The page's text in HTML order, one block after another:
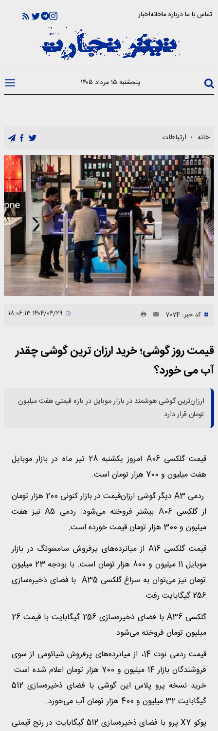
تماس با مادرباره ماخانهاخبار
پنجشنبه ۱۵ مرداد ۱۴۰۵
خانه ارتباطات
کد خبر: 7074
قیمت روز گوشی؛ خرید ارزان ترین گوشی چقدر
آب می خورد؟
ارزان‌ترین گوشی هوشمند در بازار موبایل در بازه قیمتی هفت میلیون
تومان قرار دارد
قیمت گلکسی A06 امروز یکشنبه 28 تیر ماه در بازار موبایل
هفت میلیون و 700 هزار تومان است.
ردمی A3 دیگر گوشی ارزان‌قیمت در بازار کنونی 200 هزار تومان
از گلکسی A06 بیشتر فروخته می‌شود. ردمی A5 نیز هفت
میلیون و 300 هزار تومان قیمت خورده است.
قیمت گلکسی A16 از میانرده‌های پرفروش سامسونگ در بازار
موبایل 11 میلیون و 800 هزار تومان است. با بودجه 23 میلیون
تومان نیز می‌توان به سراغ گلکسی A35 با فضای ذخیره‌سازی
256 گیگابایت رفت.
گلکسی A36 با فضای ذخیره‌سازی 256 گیگابایت با قیمت 26
میلیون تومان فروخته می‌شود.
قیمت ردمی نوت 14، از میانرده‌های پرفروش شیائومی از سوی
فروشندگان بازار 14 میلیون و 700 هزار تومان اعلام شده است.
خرید نسخه پرو پلاس این گوشی با فضای ذخیره‌سازی 512
گیگابایت 32 میلیون و 400 هزار تومان آب می‌خورد.
پوکو X7 پرو با فضای ذخیره‌سازی 512 گیگابایت در رنج قیمتی